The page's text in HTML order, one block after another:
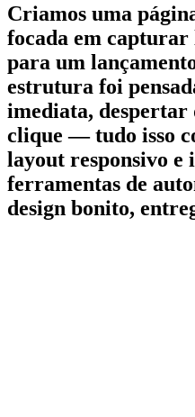
Criamos uma
focada em capturar
para um
estrutura foi
imediata, despertar
clique — tudo isso
layout responsivo e
ferramentas de
design bonito,